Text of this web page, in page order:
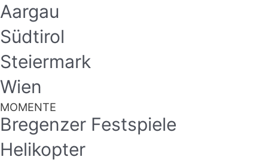
Aargau
Südtirol
Steiermark
Wien
MOMENTE
Bregenzer Festspiele
Helikopter